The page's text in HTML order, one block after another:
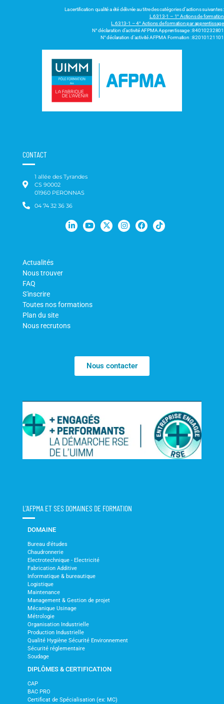
La certification qualité a été délivrée au titre des catégories d’actions suivantes :
L.6313-1 – 1° Actions de formation
L.6313-1 – 4° Actions de formation par apprentissage
N° déclaration d’activité AFPMA Apprentissage : 84010232801
N° déclaration d’activité AFPMA Formation : 82010121101
CONTACT
1 allée des Tyrandes
CS 90002
01960 PERONNAS
04 74 32 36 36
Actualités
Nous trouver
FAQ
S'inscrire
Toutes nos formations
Plan du site
Nous recrutons
Nous contacter
L'AFPMA ET SES DOMAINES DE FORMATION
DOMAINE
Bureau d'études
Chaudronnerie
Electrotechnique - Electricité
Fabrication Additive
Informatique & bureautique
Logistique
Maintenance
Management & Gestion de projet
Mécanique Usinage
Métrologie
Organisation Industrielle
Production Industrielle
Qualité Hygiène Sécurité Environnement
Sécurité réglementaire
Soudage
DIPLÔMES & CERTIFICATION
CAP
BAC PRO
Certificat de Spécialisation (ex: MC)